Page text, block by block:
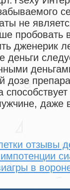
не
пробовать
дженерик
деньги
даже
отзывы
в